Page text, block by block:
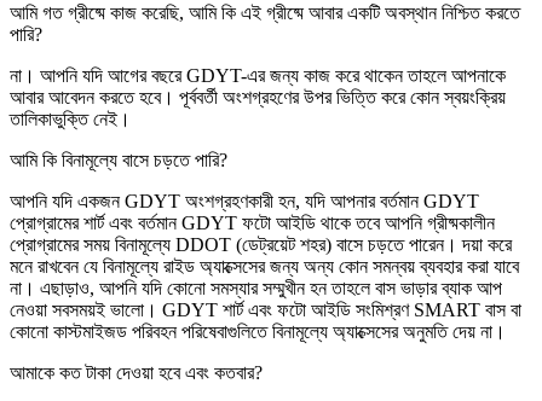
আমি গত গ্রীষ্মে কাজ করেছি, আমি কি এই গ্রীষ্মে আবার একটি অবস্থান নিশ্চিত করতে
পারি?
না। আপনি যদি আগের বছরে GDYT-এর জন্য কাজ করে থাকেন তাহলে আপনাকে
আবার আবেদন করতে হবে। পূর্ববর্তী অংশগ্রহণের উপর ভিত্তি করে কোন স্বয়ংক্রিয়
তালিকাভুক্তি নেই।
আমি কি বিনামূল্যে বাসে চড়তে পারি?
আপনি যদি একজন GDYT অংশগ্রহণকারী হন, যদি আপনার বর্তমান GDYT
প্রোগ্রামের শার্ট এবং বর্তমান GDYT ফটো আইডি থাকে তবে আপনি গ্রীষ্মকালীন
প্রোগ্রামের সময় বিনামূল্যে DDOT (ডেট্রয়েট শহর) বাসে চড়তে পারেন। দয়া করে
মনে রাখবেন যে বিনামূল্যে রাইড অ্যাক্সেসের জন্য অন্য কোন সমন্বয় ব্যবহার করা যাবে
না। এছাড়াও, আপনি যদি কোনো সমস্যার সম্মুখীন হন তাহলে বাস ভাড়ার ব্যাক আপ
নেওয়া সবসময়ই ভালো। GDYT শার্ট এবং ফটো আইডি সংমিশ্রণ SMART বাস বা
কোনো কাস্টমাইজড পরিবহন পরিষেবাগুলিতে বিনামূল্যে অ্যাক্সেসের অনুমতি দেয় না।
আমাকে কত টাকা দেওয়া হবে এবং কতবার?